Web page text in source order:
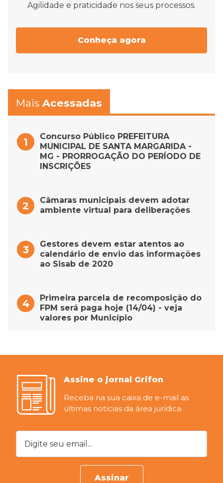
Agilidade e praticidade nos seus processos.
Conheça agora
Mais Acessadas
Concurso Público PREFEITURA
MUNICIPAL DE SANTA MARGARIDA -
MG - PRORROGAÇÃO DO PERÍODO DE
INSCRIÇÕES
Câmaras municipais devem adotar
ambiente virtual para deliberações
Gestores devem estar atentos ao
calendário de envio das informações
ao Sisab de 2020
Primeira parcela de recomposição do
FPM será paga hoje (14/04) - veja
valores por Município
Assine o jornal Grifon
Receba na sua caixa de e-mail as
últimas notícias da área jurídica.
Digite seu email...
Assinar